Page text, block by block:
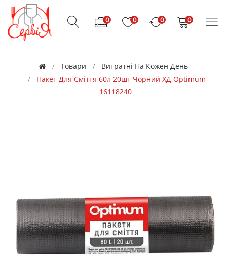
0 0 0 0
Товари
Витратні На Кожен День
Пакет Для Сміття 60л 20шт Чорний ХД Optimum
16118240